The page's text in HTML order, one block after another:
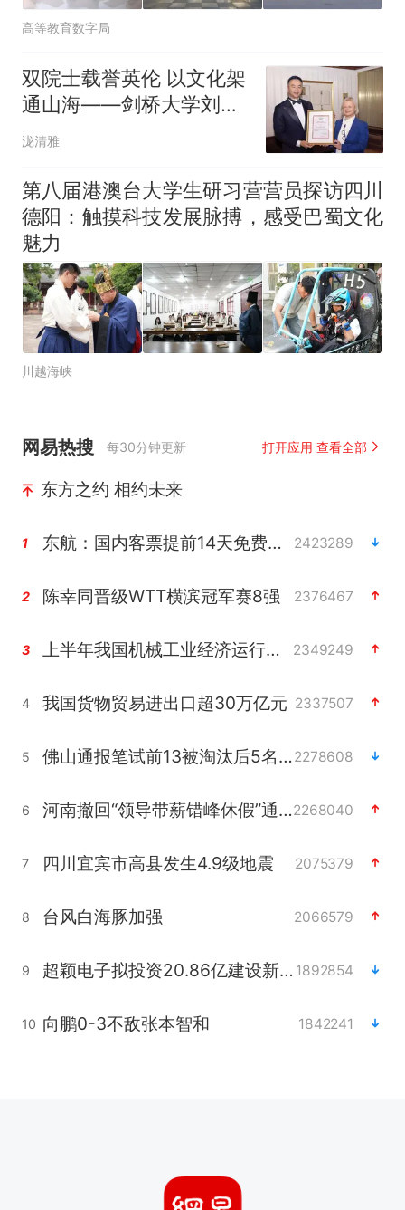
高等教育数字局
双院士载誉英伦 以文化架
通山海——剑桥大学刘伟
院士
泷清雅
第八届港澳台大学生研习营营员探访四川
德阳：触摸科技发展脉搏，感受巴蜀文化
魅力
川越海峡
网易热搜 每30分钟更新 打开应用 查看全部
东方之约 相约未来
1 东航：国内客票提前14天免费退改 2423289
2 陈幸同晋级WTT横滨冠军赛8强 2376467
3 上半年我国机械工业经济运行稳中有进 2349249
4 我国货物贸易进出口超30万亿元 2337507
5 佛山通报笔试前13被淘汰后5名进体检2278608
6 河南撤回“领导带薪错峰休假”通知2268040
7 四川宜宾市高县发生4.9级地震 2075379
8 台风白海豚加强 2066579
9 超颖电子拟投资20.86亿建设新项目 1892854
10 向鹏0-3不敌张本智和 1842241